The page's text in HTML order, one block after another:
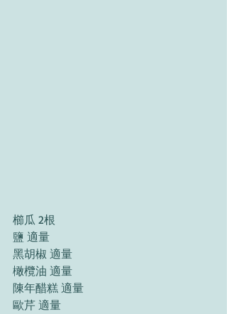
櫛瓜 2根
鹽 適量
黑胡椒 適量
橄欖油 適量
陳年醋糕 適量
歐芹 適量